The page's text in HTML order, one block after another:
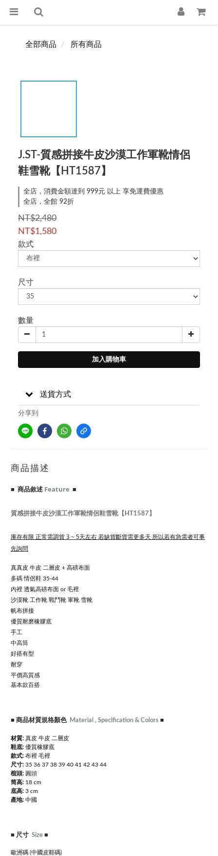
全部商品 所有商品
J.ST-質感拼接牛皮沙漠工作軍靴情侶
鞋雪靴【HT1587】
全店，消費金額達到 999元 以上 享免運費優惠
全店，全館 92折
NT$2,480
NT$1,580
款式
尺寸
數量
加入購物車
送貨方式
分享到
商品描述
■ 商品敘述 Feature ■
質感拼接牛皮沙漠工作軍靴情侶鞋雪靴【HT1587】
庫存有限 正常需調貨 3 ~ 5天左右 若缺貨斷貨需更多天 所以若有急需者可事
先詢問
真真皮 牛皮 二層皮 + 高磅布面
多碼 情侶鞋 35-44
內裡 透氣高磅布面 or 毛裡
沙漠靴 工作靴 戰鬥靴 軍靴 雪靴
帆布拼接
優質耐磨橡膠底
手工
中高筒
好搭有型
耐穿
平價高質感
基本款百搭
■ 商品材質規格顏色 Material , Specification & Colors ■
材質: 真皮 牛皮 二層皮
鞋底: 優質橡膠底
款式: 布裡 毛裡
尺寸: 35 36 37 38 39 40 41 42 43 44
楦頭: 圓頭
筒高: 18 cm
底高: 3 cm
產地: 中國
■ 尺寸 Size ■
歐洲碼 (中國皮鞋碼)